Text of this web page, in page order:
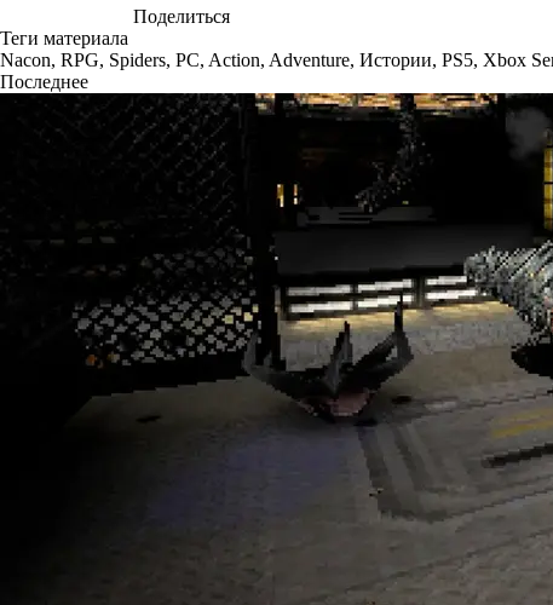
Поделиться
Теги материала
Nacon, RPG, Spiders, PC, Action, Adventure, Истории, PS5, Xbox
Последнее